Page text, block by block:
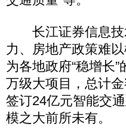
长江证券信息技
力、房地产政策难
为各地政府“稳增长
万级大项目，总计
签订24亿元智能交
模之大前所未有。